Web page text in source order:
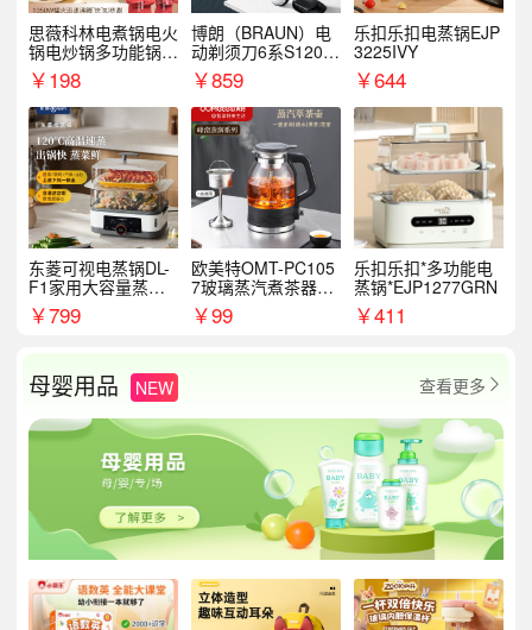
思薇科林电煮锅电火
锅电炒锅多功能锅电
热锅泡面小电锅
￥198
博朗（BRAUN）电
动剃须刀6系S1200
S￥859
乐扣乐扣电蒸锅EJP
3225IVY
￥644
东菱可视电蒸锅DL-
F1家用大容量蒸炖
锅
￥799
欧美特OMT-PC105
7玻璃蒸汽煮茶器黑
茶泡茶具茶壶花茶壶
￥99
乐扣乐扣*多功能电
蒸锅*EJP1277GRN
￥411
母婴用品 NEW 查看更多 